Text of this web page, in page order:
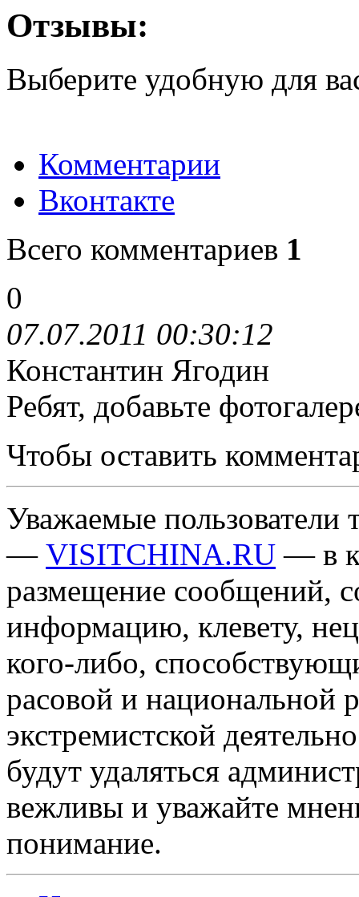
Отзывы:
Выберите удобную для
Комментарии
Вконтакте
Всего комментариев 1
0
07.07.2011 00:30:12
Константин Ягодин
Ребят, добавьте
Чтобы оставить
Уважаемые пользователи
— VISITCHINA.RU — в
размещение сообщений,
информацию, клевету,
кого-либо,
расовой и национальной
экстремистской
будут удаляться
вежливы и уважайте
понимание.